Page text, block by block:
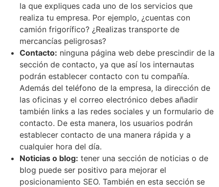
la que expliques cada uno de los servicios que
realiza tu empresa. Por ejemplo, ¿cuentas con
camión frigorífico? ¿Realizas transporte de
mercancías peligrosas?
Contacto: ninguna página web debe prescindir de la
sección de contacto, ya que así los internautas
podrán establecer contacto con tu compañía.
Además del teléfono de la empresa, la dirección de
las oficinas y el correo electrónico debes añadir
también links a las redes sociales y un formulario de
contacto. De esta manera, los usuarios podrán
establecer contacto de una manera rápida y a
cualquier hora del día.
Noticias o blog: tener una sección de noticias o de
blog puede ser positivo para mejorar el
posicionamiento SEO. También en esta sección se